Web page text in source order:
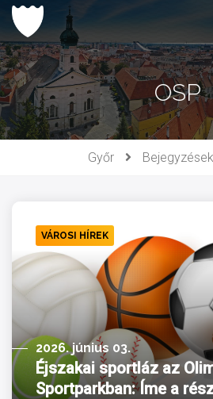
Ugrás
tartalomhoz
OSP
Győr Bejegyzések
VÁROSI HÍREK
2026. június 03.
Éjszakai sportláz az
Sportparkban: Íme a